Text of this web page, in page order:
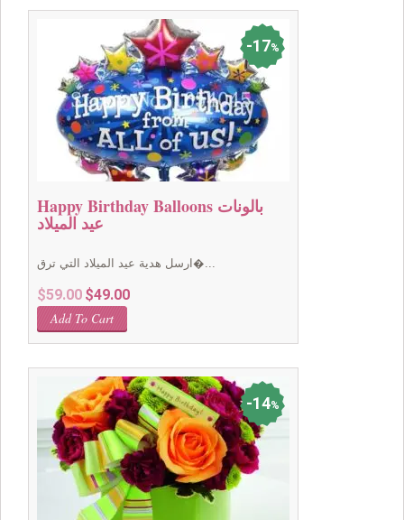
17%
Happy Birthday Balloons بالونات
عيد الميلاد
ارسل هدية عيد الميلاد التي ترق�...
$59.00 Original
price
was:
$49.00Current
Add To Cart
14%